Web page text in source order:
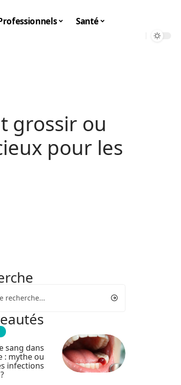
Santé
grossir ou
pour les
sang dans
: mythe ou
infections